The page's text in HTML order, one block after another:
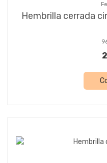
Hembrilla cerrada